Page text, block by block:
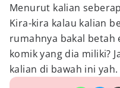
Menurut kalian
Kira-kira kalau kalian
rumahnya bakal betah
komik yang dia miliki?
kalian di bawah ini yah.